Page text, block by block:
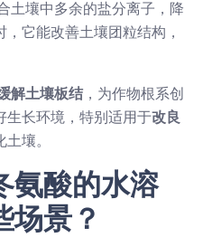
土壤中多余的盐分离子，降
它能改善土壤团粒结构，
解土壤板结，为作物根系创
生长环境，特别适用于改良
壤。
氨酸的水溶
场景？